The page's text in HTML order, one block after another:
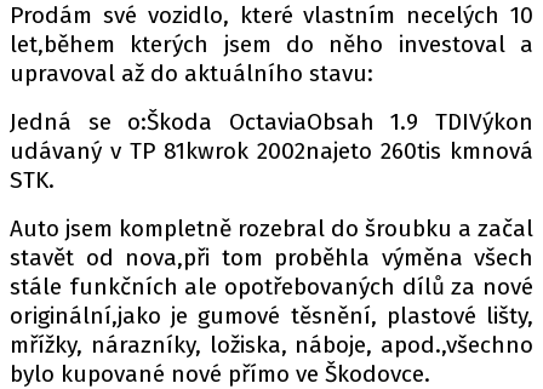
PIT LANE
ČEŠI V AKCI
FIA CEZ & POHÁRY
MEZINÁRODNÍ SCÉNA
SLEDUJTE NÁS NA|
Máte příběh, fotku nebo video?
Pošlete e-mail na autoroad.cz
Prodám své vozidlo, které vlastním necelých 10
let,během kterých jsem do něho investoval a
upravoval až do aktuálního stavu:
Jedná se o:Škoda OctaviaObsah 1.9 TDIVýkon
udávaný v TP 81kwrok 2002najeto 260tis kmnová
STK.
Auto jsem kompletně rozebral do šroubku a začal
stavět od nova,při tom proběhla výměna všech
stále funkčních ale opotřebovaných dílů za nové
originální,jako je gumové těsnění, plastové lišty,
mřížky, nárazníky, ložiska, náboje, apod.,všechno
bylo kupované nové přímo ve Škodovce.